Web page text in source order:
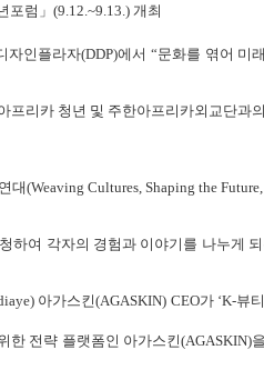
럼」(9.12.~9.13.) 개최
인플라자(DDP)에서 “문화를 엮어
리카 청년 및 주한아프리카외교단과
Cultures, Shaping the
하여 각자의 경험과 이야기를 나누게
아가스킨(AGASKIN) CEO가 ‘K-
전략 플랫폼인 아가스킨